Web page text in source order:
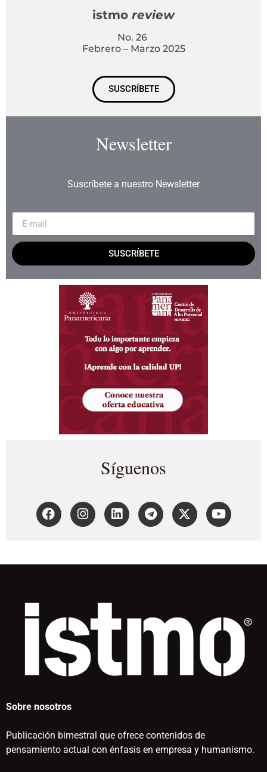
istmo review
No. 26
Febrero – Marzo 2025
SUSCRÍBETE
Newsletter
Suscríbete a nuestro Newsletter
SUSCRÍBETE
Síguenos
Sobre nosotros
Publicación bimestral que ofrece contenidos de
pensamiento actual con énfasis en empresa y humanismo.